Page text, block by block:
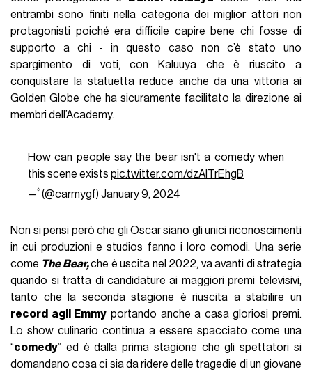
entrambi sono finiti nella categoria dei miglior attori non
protagonisti poiché era difficile capire bene chi fosse di
supporto a chi - in questo caso non c’è stato uno
spargimento di voti, con Kaluuya che è riuscito a
conquistare la statuetta reduce anche da una vittoria ai
Golden Globe che ha sicuramente facilitato la direzione ai
membri dell’Academy.
How can people say the bear isn't a comedy when
this scene exists pic.twitter.com/dzAlTrEhgB
— ۟ (@carmygf) January 9, 2024
Non si pensi però che gli Oscar siano gli unici riconoscimenti
in cui produzioni e studios fanno i loro comodi. Una serie
come The Bear,che è uscita nel 2022, va avanti di strategia
quando si tratta di candidature ai maggiori premi televisivi,
tanto che la seconda stagione è riuscita a stabilire un
record agli Emmy portando anche a casa gloriosi premi.
Lo show culinario continua a essere spacciato come una
“comedy” ed è dalla prima stagione che gli spettatori si
domandano cosa ci sia da ridere delle tragedie di un giovane